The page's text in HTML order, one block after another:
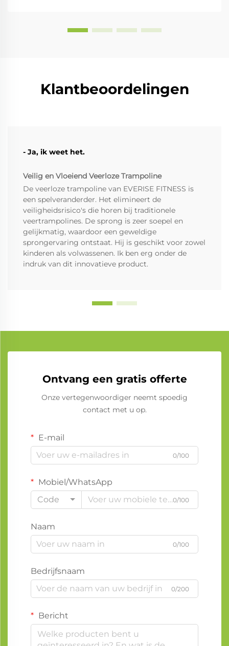
Klantbeoordelingen
- Ja, ik weet het.
Veilig en Vloeiend Veerloze Trampoline
De veerloze trampoline van EVERISE FITNESS is
een spelveranderder. Het elimineert de
veiligheidsrisico's die horen bij traditionele
veertrampolines. De sprong is zeer soepel en
gelijkmatig, waardoor een geweldige
sprongervaring ontstaat. Hij is geschikt voor zowel
kinderen als volwassenen. Ik ben erg onder de
indruk van dit innovatieve product.
Ontvang een gratis offerte
Onze vertegenwoordiger neemt spoedig
contact met u op.
E-mail
0/100
Mobiel/WhatsApp
Code
0/100
Naam
0/100
Bedrijfsnaam
0/200
Bericht